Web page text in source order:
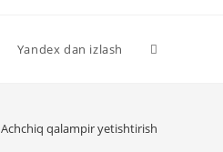
Yandex dan izlash
Аchchiq qalampir yetishtirish